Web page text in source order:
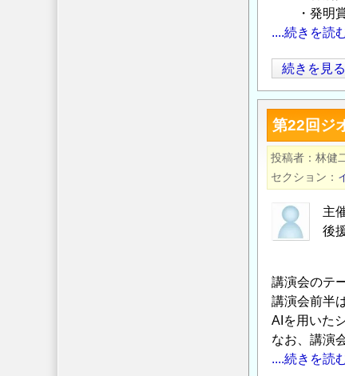
案
の
募
集
の
的・
進
か
つ
重
要
な
研
究
開
テ
ー
マ
及
び
・発明賞
....続きを読
（公
社）
発
明
協
令
和
9
全
国
発
明
表
続きを見る
第22回ジ
投稿者 林健
セクション
主
後
講演会のテ
講演会前半
AIを用いた
なお、講演
....続きを読